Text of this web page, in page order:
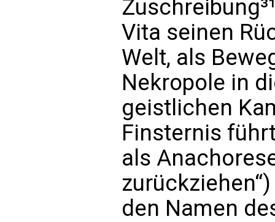
Vita seinen
Welt, als
Nekropole in
geistlichen
Finsternis
als
den Namen